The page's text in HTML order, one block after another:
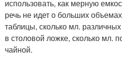
использовать, как мерную
речь не идет о больших
таблицы, сколько мл.
в столовой ложке, сколько мл.
чайной.